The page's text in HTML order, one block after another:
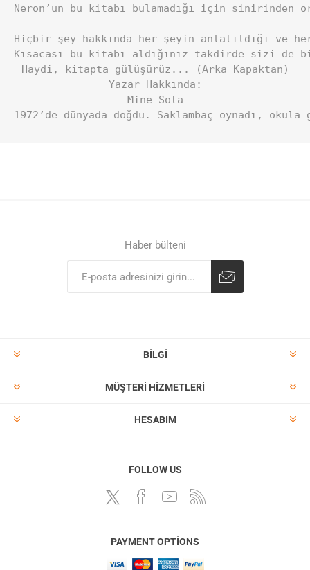
Neron’un bu kitabı bulamadığı için sinirinden
Hiçbir şey hakkında her şeyin anlatıldığı ve
Kısacası bu kitabı aldığınız takdirde sizi de
Haydi, kitapta gülüşürüz... (Arka Kapaktan)
Yazar Hakkında:
Mine Sota
1972’de dünyada doğdu. Saklambaç oynadı,
Haber bülteni
BILGI
MÜŞTERI HIZMETLERI
HESABIM
FOLLOW US
PAYMENT OPTIONS